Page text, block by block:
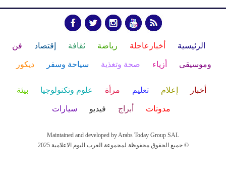
الرئيسية أخبارعاجلة رياضة ثقافة إقتصاد فن
وموسيقى أزياء صحة وتغذية سياحة وسفر ديكور
أخبار إعلام تعليم مرأة علوم وتكنولوجيا بيئة
مدونات أبراج فيديو سيارات
Maintained and developed by Arabs Today Group SAL
جميع الحقوق محفوظة لمجموعة العرب اليوم الاعلامية 2025 ©